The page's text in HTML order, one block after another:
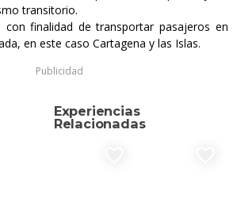
transitorio.
con finalidad de transportar pasajeros en
en este caso Cartagena y las Islas.
Publicidad
Experiencias
Relacionadas